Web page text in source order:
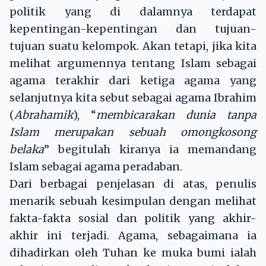
politik yang di dalamnya terdapat
kepentingan-kepentingan dan tujuan-
tujuan suatu kelompok. Akan tetapi, jika kita
melihat argumennya tentang Islam sebagai
agama terakhir dari ketiga agama yang
selanjutnya kita sebut sebagai agama Ibrahim
(Abrahamik), “membicarakan dunia tanpa
Islam merupakan sebuah omongkosong
belaka” begitulah kiranya ia memandang
Islam sebagai agama peradaban.
Dari berbagai penjelasan di atas, penulis
menarik sebuah kesimpulan dengan melihat
fakta-fakta sosial dan politik yang akhir-
akhir ini terjadi. Agama, sebagaimana ia
dihadirkan oleh Tuhan ke muka bumi ialah